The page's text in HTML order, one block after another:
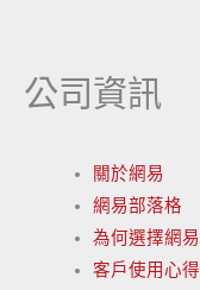
公司資訊
關於網易
網易部落格
為何選擇網易
客戶使用心得